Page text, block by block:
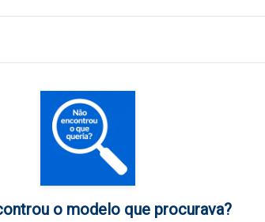
o modelo que procurava?